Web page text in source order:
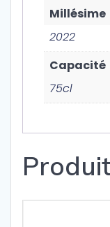
Millésime
2022
Capacité
75cl